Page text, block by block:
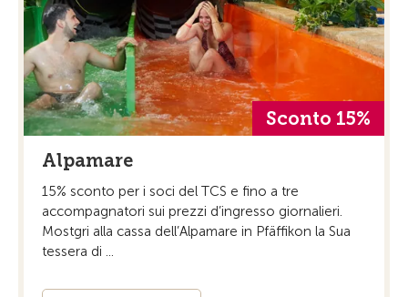
Sconto 15%
Alpamare
15% sconto per i soci del TCS e fino a tre
accompagnatori sui prezzi d’ingresso giornalieri.
Mostgri alla cassa dell’Alpamare in Pfäffikon la Sua
tessera di ...